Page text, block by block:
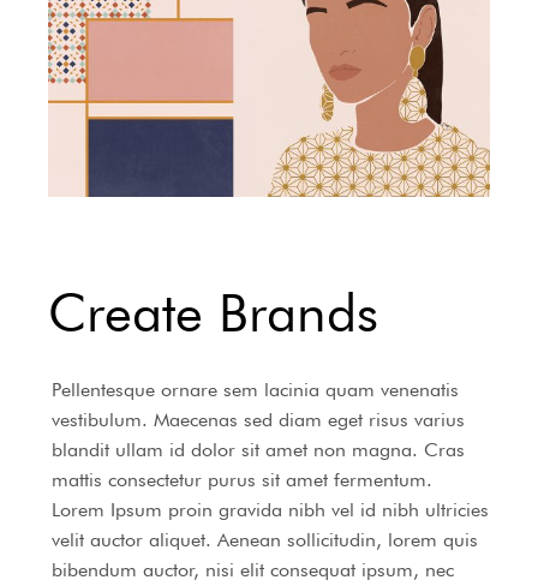
Create Brands
Pellentesque ornare sem lacinia quam venenatis
vestibulum. Maecenas sed diam eget risus varius
blandit ullam id dolor sit amet non magna. Cras
mattis consectetur purus sit amet fermentum.
Lorem Ipsum proin gravida nibh vel id nibh ultricies
velit auctor aliquet. Aenean sollicitudin, lorem quis
bibendum auctor, nisi elit consequat ipsum, nec